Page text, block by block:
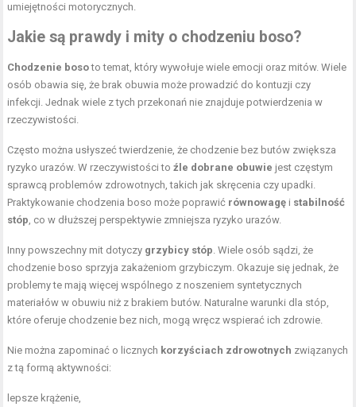
umiejętności motorycznych.
Jakie są prawdy i mity o chodzeniu boso?
Chodzenie bosoto temat, który wywołuje wiele emocji oraz mitów. Wiele
osób obawia się, że brak obuwia może prowadzić do kontuzji czy
infekcji. Jednak wiele z tych przekonań nie znajduje potwierdzenia w
rzeczywistości.
Często można usłyszeć twierdzenie, że chodzenie bez butów zwiększa
ryzyko urazów. W rzeczywistości toźle dobrane obuwie jest częstym
sprawcą problemów zdrowotnych, takich jak skręcenia czy upadki.
Praktykowanie chodzenia boso może poprawić równowagę i stabilność
stóp, co w dłuższej perspektywie zmniejsza ryzyko urazów.
Inny powszechny mit dotyczy grzybicy stóp. Wiele osób sądzi, że
chodzenie boso sprzyja zakażeniom grzybiczym. Okazuje się jednak, że
problemy te mają więcej wspólnego z noszeniem syntetycznych
materiałów w obuwiu niż z brakiem butów. Naturalne warunki dla stóp,
które oferuje chodzenie bez nich, mogą wręcz wspierać ich zdrowie.
Nie można zapominać o licznych korzyściach zdrowotnych związanych
z tą formą aktywności:
lepsze krążenie,